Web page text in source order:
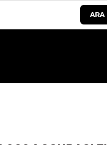
ARA